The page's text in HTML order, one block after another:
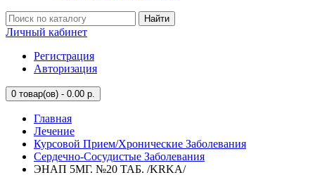
Найти
Личный кабинет
Регистрация
Авторизация
0 товар(ов) - 0.00 р.
Главная
Лечение
Курсовой Прием/Хронические Заболевания
Сердечно-Сосудистые Заболевания
ЭНАП 5МГ. №20 ТАБ. /KRKA/